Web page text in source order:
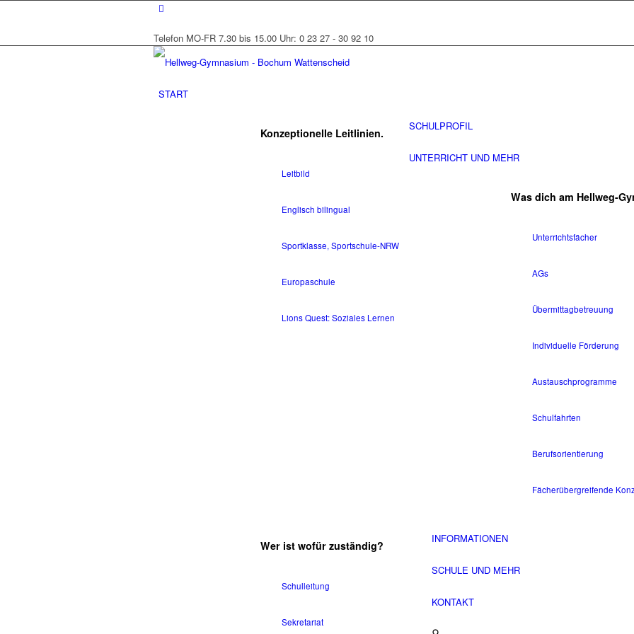
Telefon MO-FR 7.30 bis 15.00 Uhr: 0 23 27 - 30 92 10
START
SCHULPROFIL
Konzeptionelle Leitlinien.
Leitbild
Englisch bilingual
Sportklasse, Sportschule-NRW
Europaschule
Lions Quest: Soziales Lernen
UNTERRICHT UND MEHR
Was dich am Hellweg-
Unterrichtsfächer
AGs
Übermittagbetreuung
Individuelle Förderung
Austauschprogramme
Schulfahrten
Berufsorientierung
Fächerübergreifende
Wer ist wofür zuständig?
Schulleitung
Sekretariat
INFORMATIONEN
SCHULE UND MEHR
KONTAKT